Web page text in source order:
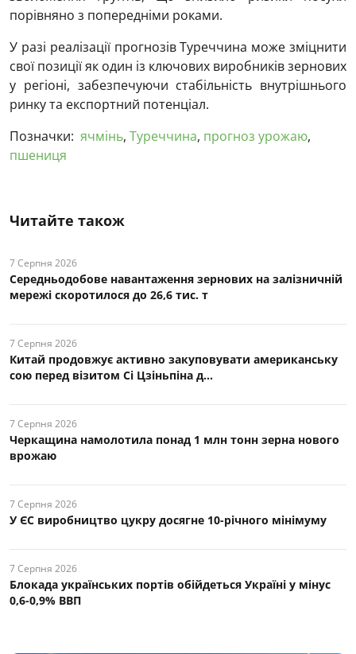
порівняно з попередніми роками.
У разі реалізації прогнозів Туреччина може зміцнити
свої позиції як один із ключових виробників зернових
у регіоні, забезпечуючи стабільність внутрішнього
ринку та експортний потенціал.
Позначки: ячмінь, Туреччина, прогноз урожаю,
пшениця
Читайте також
7 Серпня 2026
Середньодобове навантаження зернових на залізничній
мережі скоротилося до 26,6 тис. т
7 Серпня 2026
Китай продовжує активно закуповувати американську
сою перед візитом Сі Цзіньпіна д...
7 Серпня 2026
Черкащина намолотила понад 1 млн тонн зерна нового
врожаю
7 Серпня 2026
У ЄС виробництво цукру досягне 10-річного мінімуму
7 Серпня 2026
Блокада українських портів обійдеться Україні у мінус
0,6-0,9% ВВП